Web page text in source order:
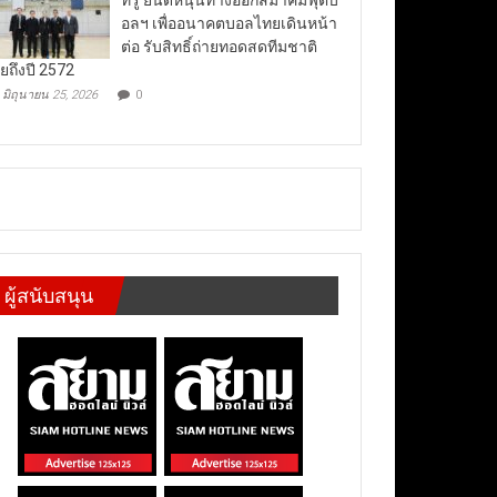
อลฯ เพื่ออนาคตบอลไทยเดินหน้า
ต่อ รับสิทธิ์ถ่ายทอดสดทีมชาติ
ถึงปี 2572
มิถุนายน 25, 2026 0
ผู้สนับสนุน